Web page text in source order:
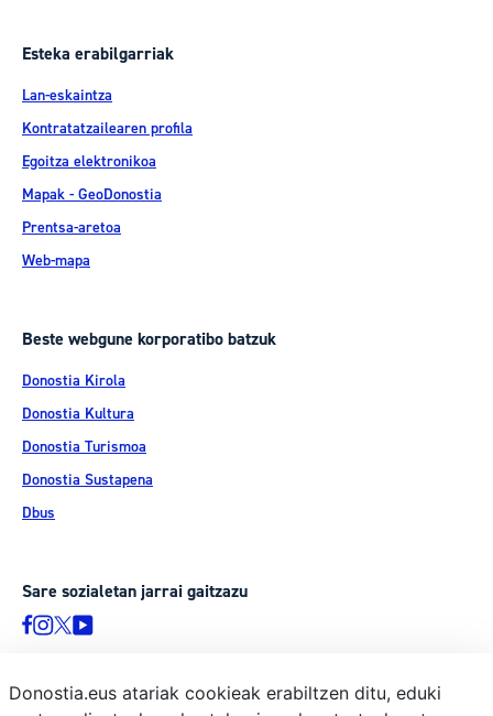
Esteka erabilgarriak
Lan-eskaintza
Kontratatzailearen profila
Egoitza elektronikoa
Mapak - GeoDonostia
Prentsa-aretoa
Web-mapa
Beste webgune korporatibo batzuk
Donostia Kirola
Donostia Kultura
Donostia Turismoa
Donostia Sustapena
Dbus
Sare sozialetan jarrai gaitzazu
Donostia.eus atariak cookieak erabiltzen ditu, eduki